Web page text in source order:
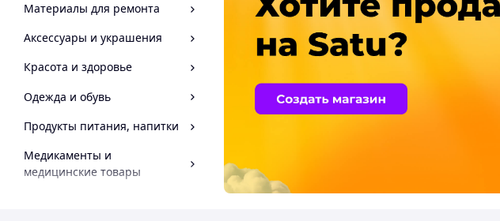
Материалы для ремонта
Аксессуары и украшения
Красота и здоровье
Одежда и обувь
Продукты питания, напитки
Медикаменты и
медицинские товары